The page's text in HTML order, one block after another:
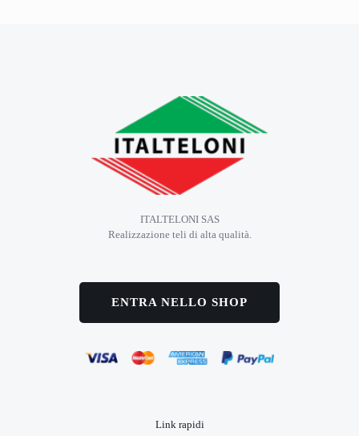
ITALTELONI SAS
Realizzazione teli di alta qualità.
ENTRA NELLO SHOP
Link rapidi